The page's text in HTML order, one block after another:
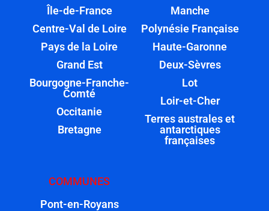
Île-de-France
Centre-Val de Loire
Pays de la Loire
Grand Est
Bourgogne-Franche-
Comté
Occitanie
Bretagne
Manche
Polynésie Française
Haute-Garonne
Deux-Sèvres
Lot
Loir-et-Cher
Terres australes et
antarctiques
françaises
COMMUNES
Pont-en-Royans